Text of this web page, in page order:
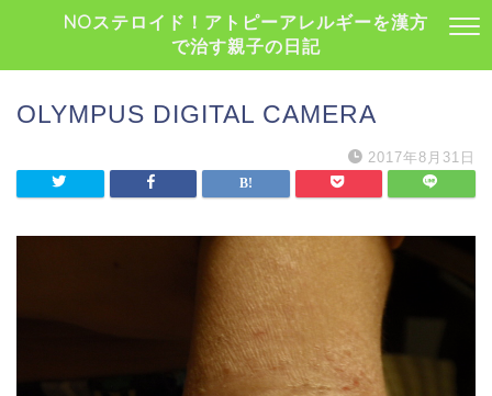
NOステロイド！アトピーアレルギーを漢方
で治す親子の日記
OLYMPUS DIGITAL CAMERA
2017年8月31日